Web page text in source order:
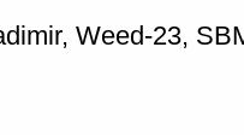
Weed-23,